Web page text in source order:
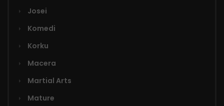
Josei
Komedi
Korku
Macera
Martial Arts
Mature